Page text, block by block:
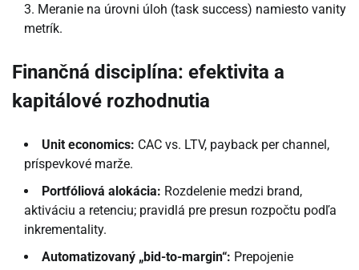
Meranie na úrovni úloh (task success) namiesto vanity
metrík.
Finančná disciplína: efektivita a
kapitálové rozhodnutia
Unit economics: CAC vs. LTV, payback per channel,
príspevkové marže.
Portfóliová alokácia: Rozdelenie medzi brand,
aktiváciu a retenciu; pravidlá pre presun rozpočtu podľa
inkrementality.
Automatizovaný „bid-to-margin“: Prepojenie